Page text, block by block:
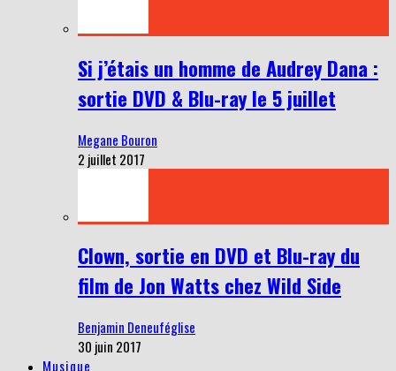
Si j’étais un homme de Audrey Dana :
sortie DVD & Blu-ray le 5 juillet
Megane Bouron
2 juillet 2017
Clown, sortie en DVD et Blu-ray du
film de Jon Watts chez Wild Side
Benjamin Deneuféglise
30 juin 2017
Musique